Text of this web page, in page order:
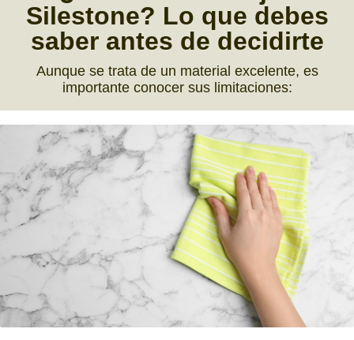
Silestone? Lo que debes
saber antes de decidirte
Aunque se trata de un material excelente, es
importante conocer sus limitaciones: